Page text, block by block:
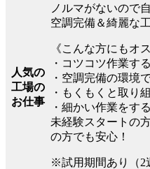
人気の
工場の
お仕事
ノルマがないので
空調完備＆綺麗な
《こんな方にもオ
・コツコツ作業す
・空調完備の環境
・もくもくと取り
・細かい作業を
未経験スタートの
の方でも安心！
※試用期間あり（2